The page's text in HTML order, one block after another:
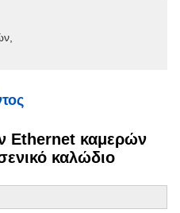
Ethernet καμερών
καλώδιο